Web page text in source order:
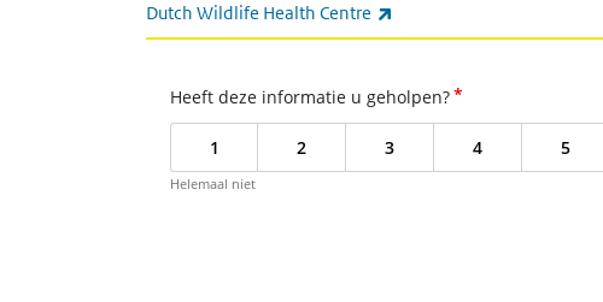
Dutch Wildlife Health Centre
Heeft deze informatie u geholpen?*
1 2 3 4 5
Helemaal niet